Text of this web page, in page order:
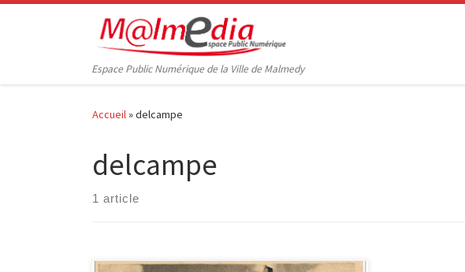
Passer au contenu
Espace Public Numérique de la Ville de Malmedy
Accueil »delcampe
delcampe
1 article